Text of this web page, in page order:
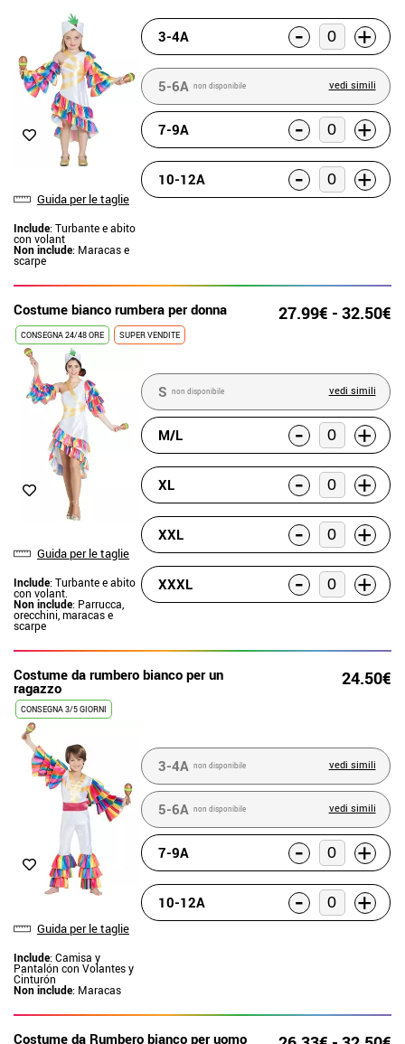
Guida per le taglie
Include: Turbante e abito
con volant
Non include: Maracas e
scarpe
3-4A - +
5-6A non disponibile vedi simili
7-9A - +
10-12A - +
Costume bianco rumbera per donna 27.99€ - 32.50€
CONSEGNA 24/48 ORE SUPER VENDITE
Guida per le taglie
Include: Turbante e abito
con volant.
Non include: Parrucca,
orecchini, maracas e
scarpe
S non disponibile vedi simili
M/L - +
XL - +
XXL - +
XXXL - +
Costume da rumbero bianco per un
ragazzo 24.50€
CONSEGNA 3/5 GIORNI
Guida per le taglie
Include: Camisa y
Pantalón con Volantes y
Cinturón
Non include: Maracas
3-4A non disponibile vedi simili
5-6A non disponibile vedi simili
7-9A - +
10-12A - +
Costume da Rumbero bianco per uomo